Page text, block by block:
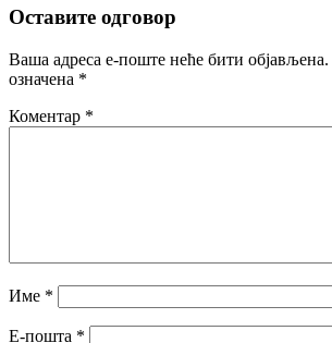
Оставите одговор
Ваша адреса е-поште неће бити објављена.
означена *
Коментар *
Име *
Е-пошта *